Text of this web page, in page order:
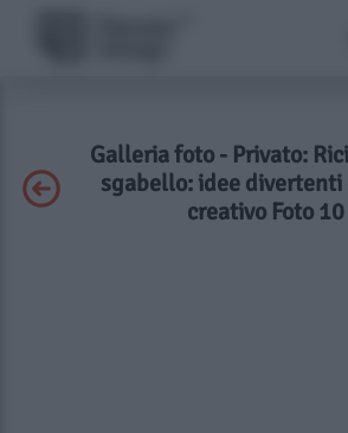
Galleria foto - Privato:
sgabello: idee
creativo Foto 10